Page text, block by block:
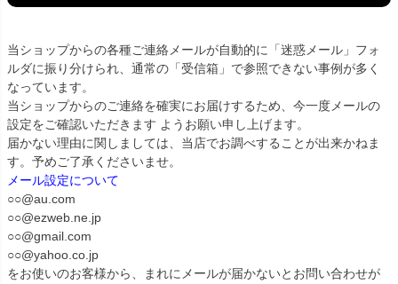
当ショップからの各種ご連絡メールが自動的に「迷惑メール」フォ
ルダに振り分けられ、通常の「受信箱」で参照できない事例が多く
なっています。
当ショップからのご連絡を確実にお届けするため、今一度メールの
設定をご確認いただきます ようお願い申し上げます。
届かない理由に関しましては、当店でお調べすることが出来かねま
す。予めご了承くださいませ。
メール設定について
○○@au.com
○○@ezweb.ne.jp
○○@gmail.com
○○@yahoo.co.jp
をお使いのお客様から、まれにメールが届かないとお問い合わせが